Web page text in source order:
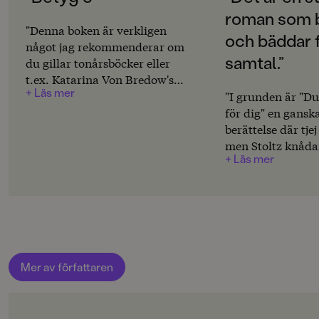
PUBLICERINGSDATUM
2015-03-25
Produktion
Produktdetaljer
"Denna boken är verkligen
något jag rekommenderar om
du gillar tonårsböcker eller
t.ex. Katarina Von Bredow's
böcker."
+ Läs mer
roman som
och bäddar
samtal.”
"I grunden är
för dig" en
berättelse där
men Stoltz
hand in det
+ Läs mer
Mer av författaren